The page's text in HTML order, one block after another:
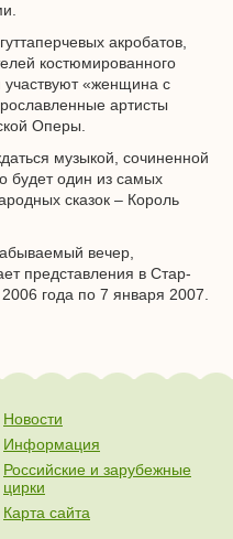
акробатов,
костюмированного
участвуют «женщина с
артисты
Оперы.
музыкой, сочиненной
будет один из самых
сказок – Король
вечер,
представления в Стар-
года по 7 января 2007.
Новости
Информация
Российские и зарубежные
цирки
Карта сайта